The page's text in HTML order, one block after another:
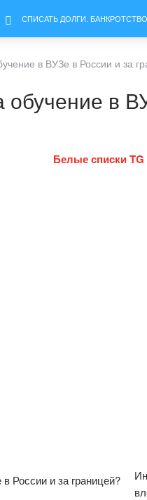
СПИСАТЬ ДОЛГИ. БАНКРОТСТВО
в ВУЗе в России и за
обучение в
Белые списки TG